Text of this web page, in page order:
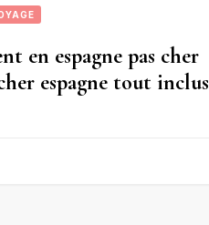
en espagne pas cher
espagne tout inclus